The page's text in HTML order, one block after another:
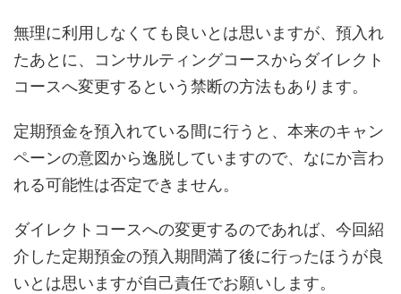
無理に利用しなくても良いとは思いますが、預入れ
たあとに、コンサルティングコースからダイレクト
コースへ変更するという禁断の方法もあります。
定期預金を預入れている間に行うと、本来のキャン
ペーンの意図から逸脱していますので、なにか言わ
れる可能性は否定できません。
ダイレクトコースへの変更するのであれば、今回紹
介した定期預金の預入期間満了後に行ったほうが良
いとは思いますが自己責任でお願いします。